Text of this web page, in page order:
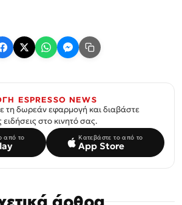
ESPRESSO NEWS
τη δωρεάν εφαρμογή και διαβάστε
ειδήσεις στο κινητό σας.
από το Κατεβάστε το από το
App Store